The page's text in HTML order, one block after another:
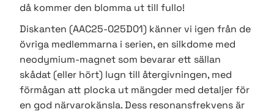
då kommer den blomma ut till fullo!
Diskanten (AAC25-025D01) känner vi igen från de
övriga medlemmarna i serien, en silkdome med
neodymium-magnet som bevarar ett sällan
skådat (eller hört) lugn till återgivningen, med
förmågan att plocka ut mängder med detaljer för
en god närvarokänsla. Dess resonansfrekvens är